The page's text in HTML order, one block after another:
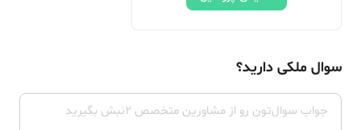
سوال ملکی دارید؟